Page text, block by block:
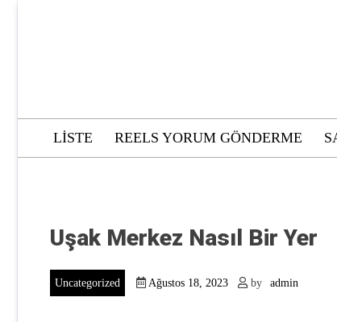
LISTE REELS YORUM GÖNDERME
Uşak Merkez Nasıl Bir Yer
Uncategorized Ağustos 18, 2023 by admin